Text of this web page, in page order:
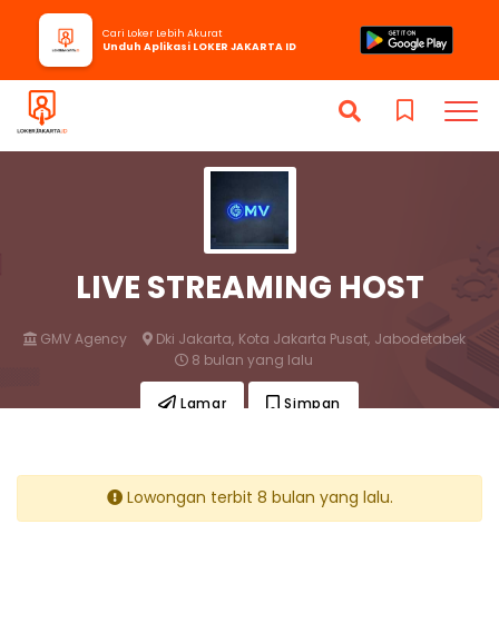
LIVE STREAMING HOST
GMV Agency Dki Jakarta, Kota Jakarta Pusat, Jabodetabek
8 bulan yang lalu
Lamar Simpan
Cari Loker Lebih Akurat
Unduh Aplikasi LOKER JAKARTA ID
Lowongan terbit 8 bulan yang lalu.